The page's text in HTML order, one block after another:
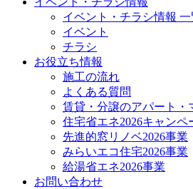
イベント・チラシ情報 一
イベント
チラシ
お役立ち情報
施工の流れ
よくある質問
賃貸・分譲のアパート・
住宅省エネ2026キャンペ
先進的窓リノベ2026事業
みらいエコ住宅2026事業
給湯省エネ2026事業
お問い合わせ